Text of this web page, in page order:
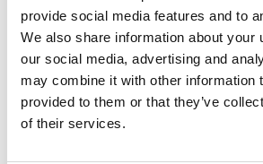
provide social media features and to
We also share information about your
our social media, advertising and
may combine it with other information
provided to them or that they’ve
of their services.
DÉTAILS DU PRODUIT
DESCRIPTION
HM4400125
- Hackett London
LIVRAISON ET RETOURS
Livraison et retours gratuits